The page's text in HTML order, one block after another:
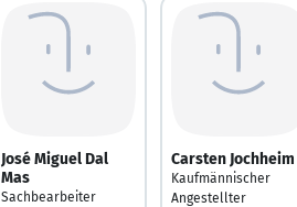
José Miguel Dal
Mas
Sachbearbeiter
Carsten Jochheim
Kaufmännischer
Angestellter